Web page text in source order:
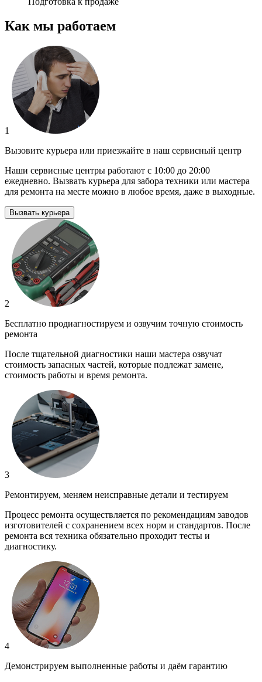
Как мы работаем
1
Вызовите курьера или приезжайте в наш сервисный центр
Наши сервисные центры работают с 10:00 до 20:00
ежедневно. Вызвать курьера для забора техники или мастера
для ремонта на месте можно в любое время, даже в выходные.
Вызвать курьера
2
Бесплатно продиагностируем и озвучим точную стоимость
ремонта
После тщательной диагностики наши мастера озвучат
стоимость запасных частей, которые подлежат замене,
стоимость работы и время ремонта.
3
Ремонтируем, меняем неисправные детали и тестируем
Процесс ремонта осуществляется по рекомендациям заводов
изготовителей с сохранением всех норм и стандартов. После
ремонта вся техника обязательно проходит тесты и
диагностику.
4
Демонстрируем выполненные работы и даём гарантию